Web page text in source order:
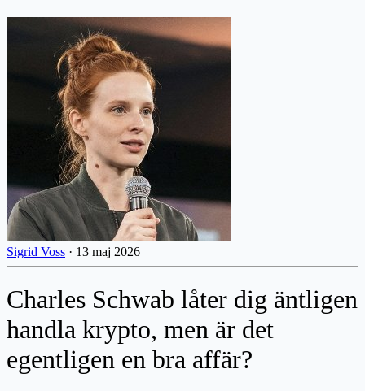
Sigrid Voss · 13 maj 2026
Charles Schwab låter dig äntligen
handla krypto, men är det
egentligen en bra affär?